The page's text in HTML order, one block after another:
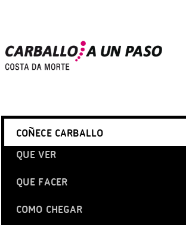
COÑECE CARBALLO
QUE VER
QUE FACER
COMO CHEGAR